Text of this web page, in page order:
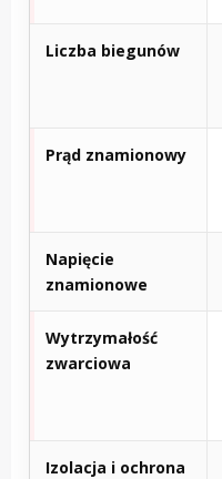
Liczba biegunów
Prąd znamionowy
Napięcie
znamionowe
Wytrzymałość
zwarciowa
Izolacja i ochrona